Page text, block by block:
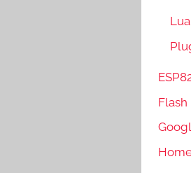
Lua